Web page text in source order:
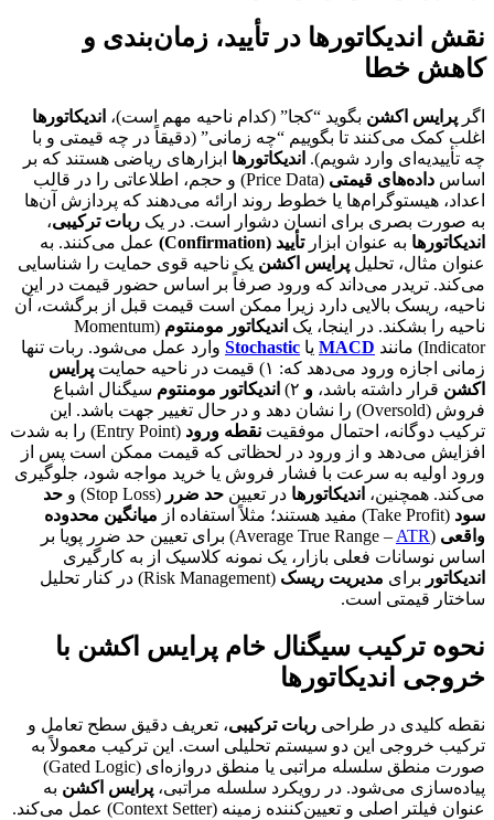
نقش اندیکاتورها در تأیید، زمان‌بندی و
کاهش خطا
اگر پرایس اکشن بگوید “کجا” (کدام ناحیه مهم است)، اندیکاتورها
اغلب کمک می‌کنند تا بگوییم “چه زمانی” (دقیقاً در چه قیمتی و با
چه تأییدیه‌ای وارد شویم). اندیکاتورها ابزارهای ریاضی هستند که بر
اساس داده‌های قیمتی
(Price Data) و حجم، اطلاعاتی را در قالب
اعداد، هیستوگرام‌ها یا خطوط روند ارائه می‌دهند که پردازش آن‌ها
به صورت بصری برای انسان دشوار است. در یک ربات ترکیبی،
اندیکاتورها به عنوان ابزارتأیید (Confirmation)
عمل می‌کنند. به
عنوان مثال، تحلیل پرایس اکشن یک ناحیه قوی حمایت را شناسایی
می‌کند. تریدر می‌داند که ورود صرفاً بر اساس حضور قیمت در این
ناحیه، ریسک بالایی دارد زیرا ممکن است قیمت قبل از برگشت، آن
ناحیه را بشکند. در اینجا، یک اندیکاتور مومنتوم (Momentum
Indicator) مانند
MACD یا Stochastic وارد عمل می‌شود. ربات تنها
زمانی اجازه ورود می‌دهد که: ۱) قیمت در ناحیه حمایت
پرایس
اکشن قرار داشته باشد، و اندیکاتور مومنتوم سیگنال اشباع
فروش (Oversold) را نشان دهد و در حال تغییر جهت باشد. این
ترکیب دوگانه، احتمال موفقیت نقطه ورود
(Entry Point) را به شدت
افزایش می‌دهد و از ورود در لحظاتی که قیمت ممکن است پس از
ورود اولیه به سرعت با فشار فروش یا خرید مواجه شود، جلوگیری
می‌کند. همچنین، اندیکاتورها در تعیین حد ضرر (Stop Loss) و
حد
سود (Take Profit) مفید هستند؛ مثلاً استفاده از
میانگین محدوده
واقعی (Average True Range –
ATR
) برای تعیین حد ضرر پویا بر
اساس نوسانات فعلی بازار، یک نمونه کلاسیک از به کارگیری
اندیکاتور برای مدیریت ریسک
(Risk Management) در کنار تحلیل
ساختار قیمتی است.
نحوه ترکیب سیگنال خام پرایس اکشن با
خروجی اندیکاتورها
نقطه کلیدی در طراحی ربات ترکیبی، تعریف دقیق سطح تعامل و
ترکیب خروجی این دو سیستم تحلیلی است. این ترکیب معمولاً به
صورت منطق سلسله مراتبی یا منطق دروازه‌ای (Gated Logic)
پیاده‌سازی می‌شود. در رویکرد سلسله مراتبی، پرایس اکشن به
عنوان فیلتر اصلی و تعیین‌کننده زمینه (Context Setter) عمل می‌کند.